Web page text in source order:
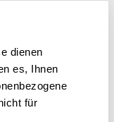
dienen
es, Ihnen
für